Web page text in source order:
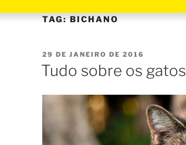
TAG:BICHANO
29 DE JANEIRO DE 2016
Tudo sobre os gatos